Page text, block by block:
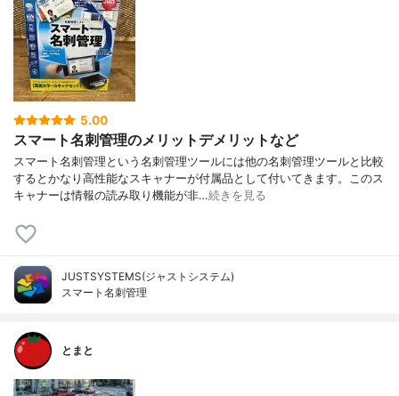
5.00
スマート名刺管理のメリットデメリットなど
スマート名刺管理という名刺管理ツールには他の名刺管理ツールと比較
するとかなり高性能なスキャナーが付属品として付いてきます。このス
キャナーは情報の読み取り機能が非…続きを見る
JUSTSYSTEMS(ジャストシステム)
スマート名刺管理
とまと